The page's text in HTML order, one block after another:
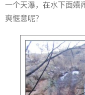
一个天瀑，在水下面嬉
爽惬意呢？